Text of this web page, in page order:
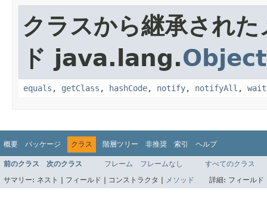
クラスから継承された
ド java.lang.Object
equals , getClass , hashCode, notify, notifyAll , wait
概要 パッケージ クラス 階層ツリー 非推奨 索引 ヘルプ
前のクラス 次のクラス フレーム フレームなし
すべてのクラス
サマリー: ネスト | フィールド | コンストラクタ | メソッド 詳細: フィール